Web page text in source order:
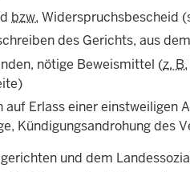
bzw. Widerspruchsbescheid
des Gerichts, aus
nötige Beweismittel (z. B.
auf Erlass einer einstweiligen
Kündigungsandrohung des
und dem